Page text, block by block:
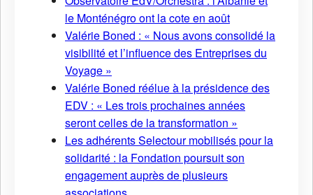
le Monténégro ont la cote en août
Valérie Boned : « Nous avons consolidé la
visibilité et l’influence des Entreprises du
Voyage »
Valérie Boned réélue à la présidence des
EDV : « Les trois prochaines années
seront celles de la transformation »
Les adhérents Selectour mobilisés pour la
solidarité : la Fondation poursuit son
engagement auprès de plusieurs